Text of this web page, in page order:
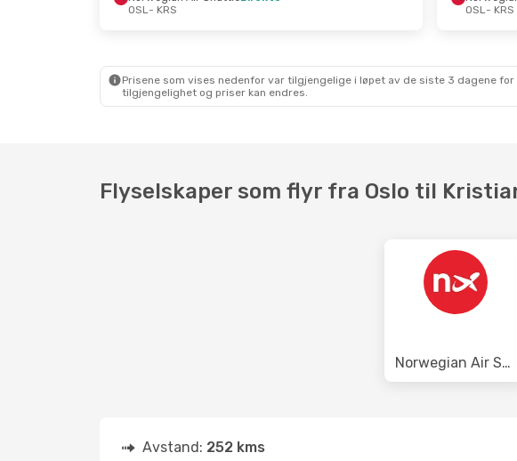
Norwegian Air Shuttle
Direkte
OSL- KRS
OSL- KRS
OSL- KRS
Prisene som vises nedenfor var tilgjengelige i løpet av de siste 3 dagene
tilgjengelighet og priser kan endres.
Flyselskaper som flyr fra Oslo til
Norwegian Air Sweden
Avstand: 252 kms